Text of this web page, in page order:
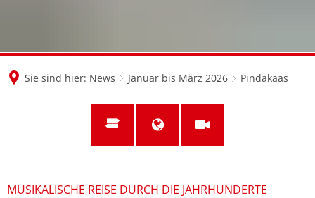
Sie sind hier: News Januar bis März 2026 Pindakaas
MUSIKALISCHE REISE DURCH DIE JAHRHUNDERTE